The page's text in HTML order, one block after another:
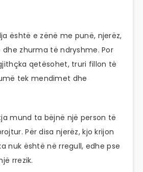
është e zënë me punë, njerëz,
zhurma të ndryshme. Por
qetësohet, truri fillon të
tek mendimet dhe
mund ta bëjnë një person të
Për disa njerëz, kjo krijon
nuk është në rregull, edhe pse
rrezik.